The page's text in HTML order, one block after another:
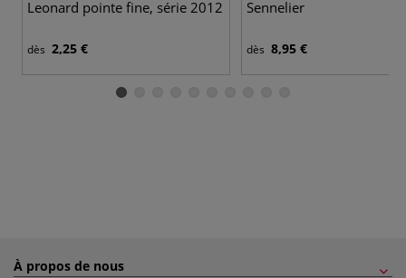
Leonard pointe fine, série 2012
dès 2,25 €
Sennelier
dès 8,95 €
À propos de nous